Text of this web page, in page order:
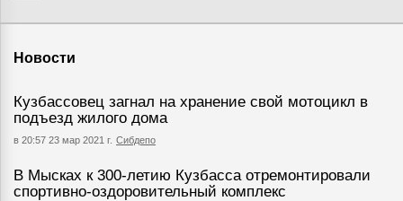
Новости
Кузбассовец загнал на хранение свой мотоцикл в
подъезд жилого дома
в 20:57 23 мар 2021 г. Сибдепо
В Мысках к 300-летию Кузбасса отремонтировали
спортивно-оздоровительный комплекс